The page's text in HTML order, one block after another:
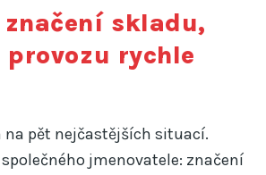
značení skladu,
provozu rychle
pět nejčastějších situací.
jmenovatele: značení